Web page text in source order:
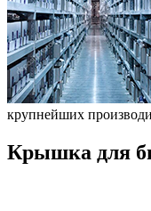
крупнейших
Крышка для